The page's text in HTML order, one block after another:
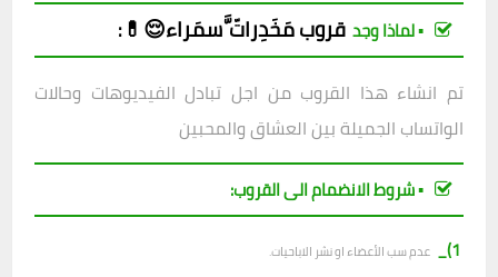
▪︎ لماذا وجد قروبمَخَدِراتّ َّسمَراء😌💊:
تم انشاء هذا القروب من اجل تبادل الفيديوهات وحالات
الواتساب الجميلة بين العشاق والمحبين
▪︎ شروط الانضمام الى القروب:
1)_
عدم سب الأعضاء او نشر الاباحيات.